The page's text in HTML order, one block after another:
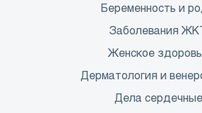
Беременность и
Заболевания
Женское
Дерматология и
Дела сердечные